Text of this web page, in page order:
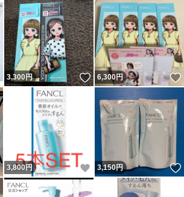
いいね！
3,300円 いいね！
6,300円
いいね！
3,800円 いいね！
3,150円